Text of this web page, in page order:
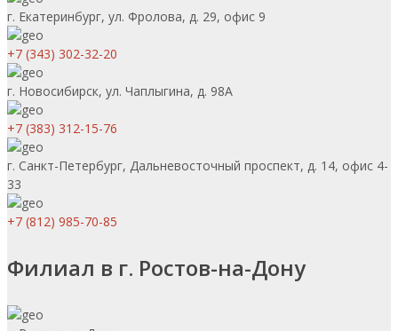
г. Екатеринбург, ул. Фролова, д. 29, офис 9
+7 (343) 302-32-20
г. Новосибирск, ул. Чаплыгина, д. 98А
+7 (383) 312-15-76
г. Санкт-Петербург, Дальневосточный проспект, д. 14, офис 4-
33
+7 (812) 985-70-85
Филиал в г. Ростов-на-Дону